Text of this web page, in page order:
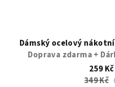
Dámský ocelový
Doprava zdarma +
259
349 Kč